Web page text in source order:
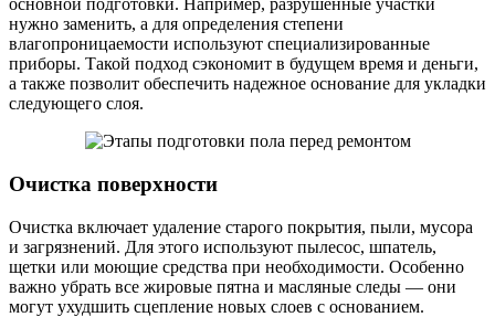
основной подготовки. Например, разрушенные участки
нужно заменить, а для определения степени
влагопроницаемости используют специализированные
приборы. Такой подход сэкономит в будущем время и деньги,
а также позволит обеспечить надежное основание для укладки
следующего слоя.
Очистка поверхности
Очистка включает удаление старого покрытия, пыли, мусора
и загрязнений. Для этого используют пылесос, шпатель,
щетки или моющие средства при необходимости. Особенно
важно убрать все жировые пятна и масляные следы — они
могут ухудшить сцепление новых слоев с основанием.